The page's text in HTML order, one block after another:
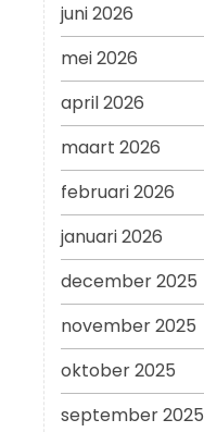
juni 2026
mei 2026
april 2026
maart 2026
februari 2026
januari 2026
december 2025
november 2025
oktober 2025
september 2025